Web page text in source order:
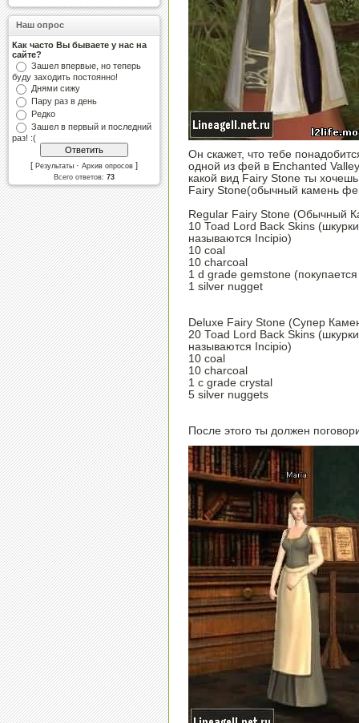
Наш опрос
Как часто Вы бываете у нас на
сайте?
Зашел впервые, но теперь
буду заходить постоянно!
Днями сижу
Пару раз в день
Редко
Зашел в первый и последний
раз! :(
[ Результаты · Архив опросов ]
Всего ответов: 73
Он скажет, что тебе
одной из фей в Enchanted
какой вид Fairy Stone ты
Fairy Stone(обычный камень
Regular Fairy Stone (Обычный
10 Toad Lord Back Skins
называются Incipio)
10 coal
10 charcoal
1 d grade gemstone
1 silver nugget
Deluxe Fairy Stone (Супер
20 Toad Lord Back Skins
называются Incipio)
10 coal
10 charcoal
1 c grade crystal
5 silver nuggets
После этого ты должен